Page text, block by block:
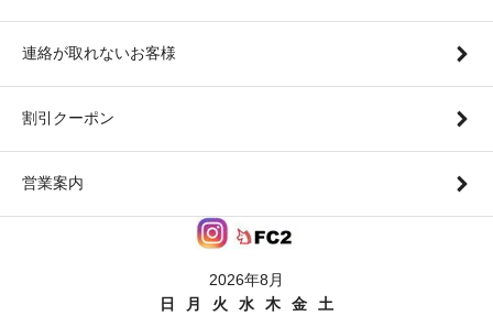
連絡が取れないお客様
割引クーポン
営業案内
2026年8月
日
月 火 水 木 金
土